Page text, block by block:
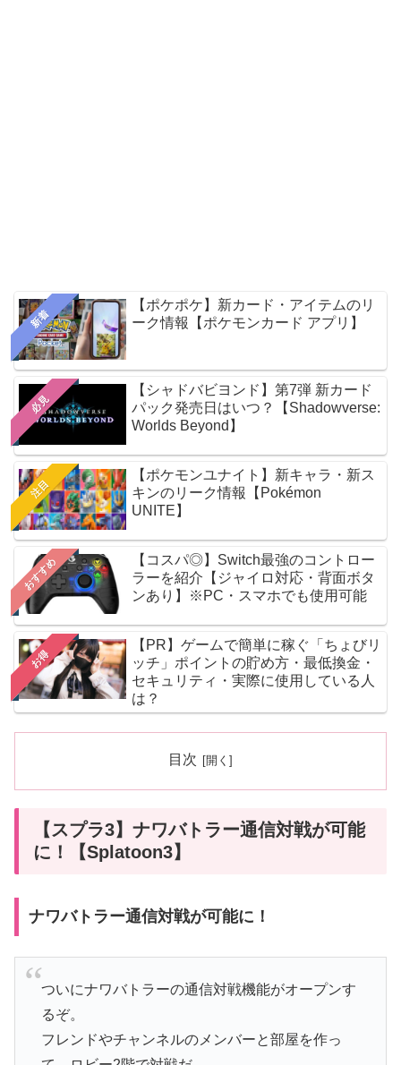
新着
【ポケポケ】新カード・アイテムのリ
ーク情報【ポケモンカード アプリ】
必見
【シャドバビヨンド】第7弾 新カード
パック発売日はいつ？【Shadowverse:
Worlds Beyond】
注目
【ポケモンユナイト】新キャラ・新ス
キンのリーク情報【Pokémon
UNITE】
おすすめ
【コスパ◎】Switch最強のコントロー
ラーを紹介【ジャイロ対応・背面ボタ
ンあり】※PC・スマホでも使用可能
お得
【PR】ゲームで簡単に稼ぐ「ちょびリ
ッチ」ポイントの貯め方・最低換金・
セキュリティ・実際に使用している人
は？
目次
【スプラ3】ナワバトラー通信対戦が可能
に！【Splatoon3】
ナワバトラー通信対戦が可能に！
ついにナワバトラーの通信対戦機能がオープンす
るぞ。
フレンドやチャンネルのメンバーと部屋を作っ